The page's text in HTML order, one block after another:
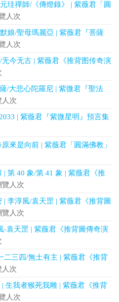
珪禪師/《傳燈錄》 | 紫薇君「圓
人次
娘/聖母瑪麗亞 | 紫薇君『菩薩
人次
今无古 | 紫薇君《推背图传奇演
/大悲心陀羅尼 | 紫微君『聖法
人次
| 紫薇君『紫微星明』預言集
來是向前 | 紫薇君「圓滿佛教」
第 40 象/第 41 象 | 紫薇君《推
覽人次
李淳風/袁天罡 | 紫薇君《推背圖
覽人次
-袁天罡 | 紫薇君《推背圖傳奇演
二三四/無土有主 | 紫薇君《推背
人次
生我者猴死我雕 | 紫薇君《推背
人次